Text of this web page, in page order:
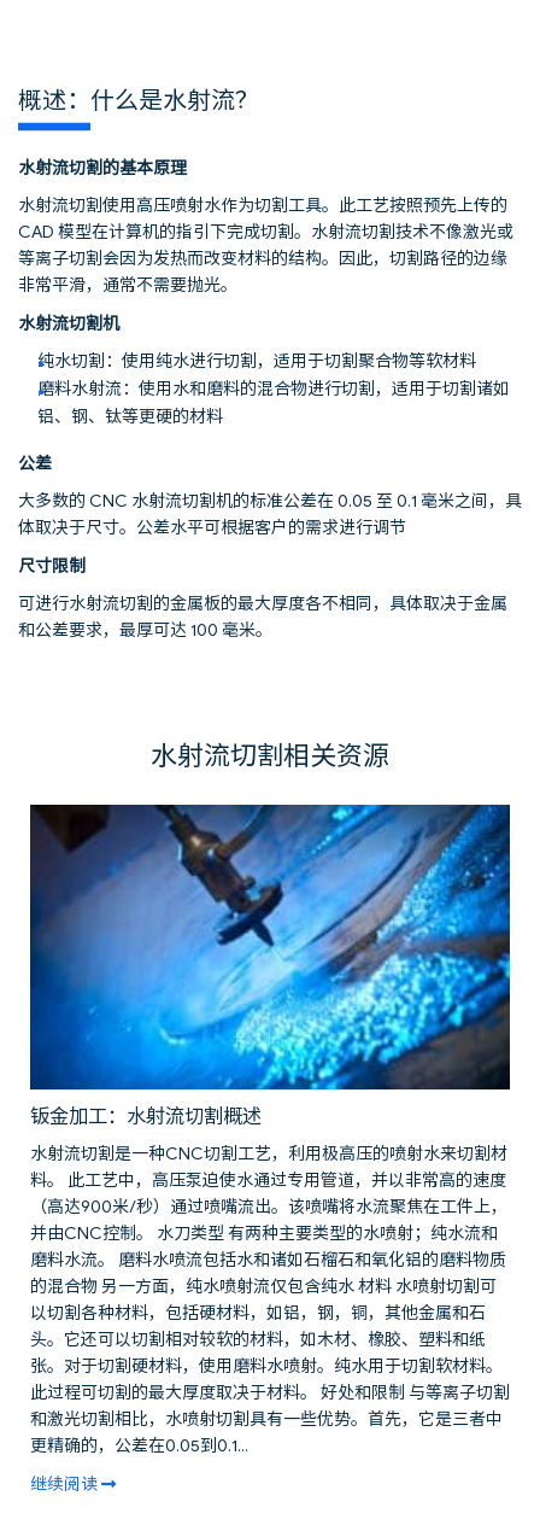
概述：什么是水射流？
水射流切割的基本原理
水射流切割使用高压喷射水作为切割工具。此工艺按照预先上传的
CAD 模型在计算机的指引下完成切割。水射流切割技术不像激光或
等离子切割会因为发热而改变材料的结构。因此，切割路径的边缘
非常平滑，通常不需要抛光。
水射流切割机
纯水切割：使用纯水进行切割，适用于切割聚合物等软材料
磨料水射流：使用水和磨料的混合物进行切割，适用于切割诸如
铝、钢、钛等更硬的材料
公差
大多数的 CNC 水射流切割机的标准公差在 0.05 至 0.1 毫米之间，具
体取决于尺寸。公差水平可根据客户的需求进行调节
尺寸限制
可进行水射流切割的金属板的最大厚度各不相同，具体取决于金属
和公差要求，最厚可达 100 毫米。
水射流切割相关资源
钣金加工：水射流切割概述
水射流切割是一种CNC切割工艺，利用极高压的喷射水来切割材
料。 此工艺中，高压泵迫使水通过专用管道，并以非常高的速度
（高达900米/秒）通过喷嘴流出。该喷嘴将水流聚焦在工件上，
并由CNC控制。 水刀类型 有两种主要类型的水喷射；纯水流和
磨料水流。 磨料水喷流包括水和诸如石榴石和氧化铝的磨料物质
的混合物 另一方面，纯水喷射流仅包含纯水 材料 水喷射切割可
以切割各种材料，包括硬材料，如铝，钢，铜，其他金属和石
头。它还可以切割相对较软的材料，如木材、橡胶、塑料和纸
张。对于切割硬材料，使用磨料水喷射。纯水用于切割软材料。
此过程可切割的最大厚度取决于材料。 好处和限制 与等离子切割
和激光切割相比，水喷射切割具有一些优势。首先，它是三者中
更精确的，公差在0.05到0.1...
继续阅读